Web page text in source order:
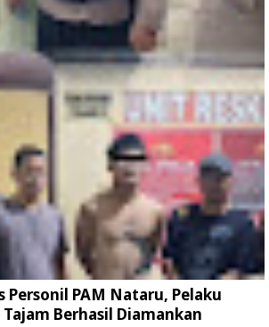
Personil PAM Nataru, Pelaku
Berhasil Diamankan